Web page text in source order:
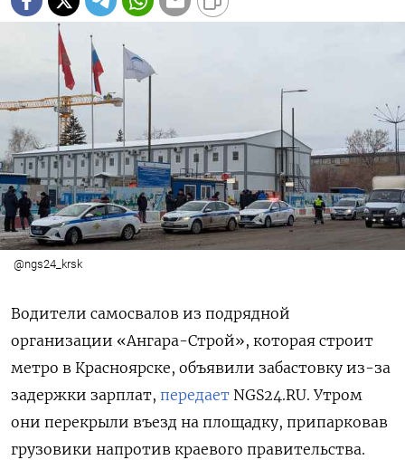
@ngs24_krsk
Водители самосвалов из подрядной
организации «Ангара-Строй», которая строит
метро в Красноярске, объявили забастовку из-за
задержки зарплат, передает NGS24.RU. Утром
они перекрыли въезд на площадку, припарковав
грузовики напротив краевого правительства.